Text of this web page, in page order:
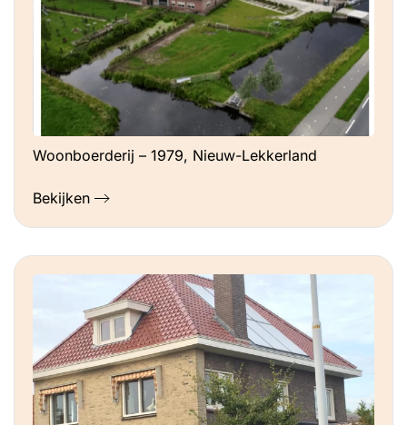
Woonboerderij – 1979, Nieuw-Lekkerland
Bekijken